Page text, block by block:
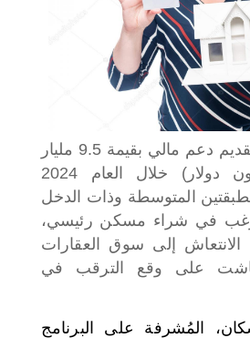
يُخطط المغرب لتقديم دعم مالي بقيمة 9.5 مليار
درهم (925 مليون دولار) خلال العام 2024
المتوسطة وذات الدخل
في شراء مسكن رئيسي،
الانتعاش إلى سوق العقارات
على وقع الترقب في
المُشرفة على البرنامج